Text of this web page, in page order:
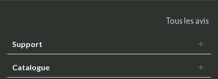
Tous les avis
Support
Catalogue